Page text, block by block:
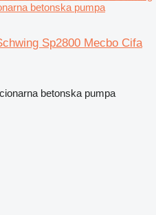
betonska pumpa
Sp2800 Mecbo Cifa
betonska pumpa